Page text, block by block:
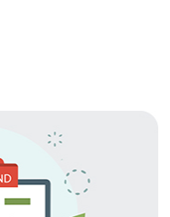
术，提供高速的网络